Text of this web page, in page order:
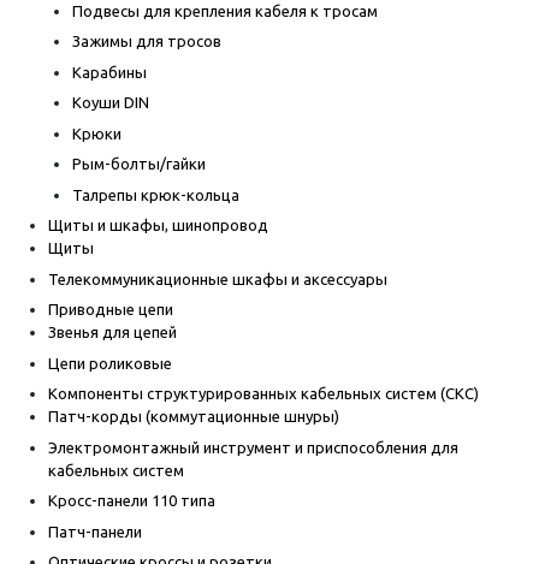
Подвесы для крепления кабеля к тросам
Зажимы для тросов
Карабины
Коуши DIN
Крюки
Рым-болты/гайки
Талрепы крюк-кольца
Щиты и шкафы, шинопровод
Щиты
Телекоммуникационные шкафы и аксессуары
Приводные цепи
Звенья для цепей
Цепи роликовые
Компоненты структурированных кабельных систем (СКС)
Патч-корды (коммутационные шнуры)
Электромонтажный инструмент и приспособления для
кабельных систем
Кросс-панели 110 типа
Патч-панели